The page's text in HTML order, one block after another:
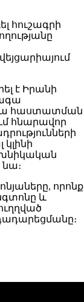
հուշագրի
է Իրանի
հաստատման
հնարավոր
նա։
որոնք
և